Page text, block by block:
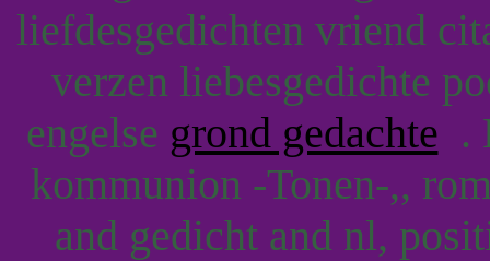
liefdesgedichten vriend
verzen liebesgedichte
engelse grond gedachte .
kommunion -Tonen-,,
and gedicht and nl,